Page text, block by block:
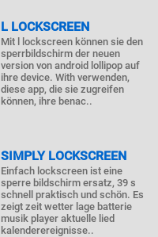
L LOCKSCREEN
Mit l lockscreen können sie den
sperrbildschirm der neuen
version von android lollipop auf
ihre device. With verwenden,
diese app, die sie zugreifen
können, ihre benac..
SIMPLY LOCKSCREEN
Einfach lockscreen ist eine
sperre bildschirm ersatz, 39 s
schnell praktisch und schön. Es
zeigt zeit wetter lage batterie
musik player aktuelle lied
kalenderereignisse..